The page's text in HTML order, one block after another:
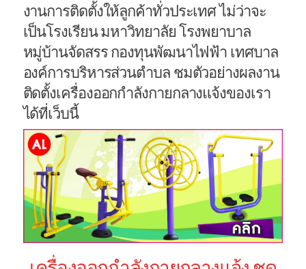
งานการติดตั้งให้ลูกค้าทั่วประเทศ ไม่ว่าจะ
เป็นโรงเรียน มหาวิทยาลัย โรงพยาบาล
หมู่บ้านจัดสรร กองทุนพัฒนาไฟฟ้า เทศบาล
องค์การบริหารส่วนตำบล ชมตัวอย่างผลงาน
ติดตั้งเครื่องออกกำลังกายกลางแจ้งของเรา
ได้ที่เว็บนี้